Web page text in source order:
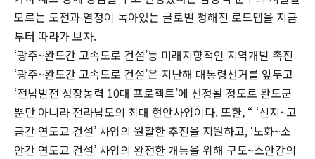
모르는 도전과 열정이 녹아있는 글로벌 청해진 로드맵을 지금
부터 따라가 보자.
‘광주~완도간 고속도로 건설’등 미래지향적인 지역개발 촉진
‘광주~완도간 고속도로 건설’은 지난해 대통령선거를 앞두고
‘전남발전 성장동력 10대 프로젝트’에 선정될 정도로 완도군
뿐만 아니라 전라남도의 최대 현안사업이다. 또한, “ ‘신지~고
금간 연도교 건설’ 사업의 원활한 추진을 지원하고, ‘노화~소
안간 연도교 건설’ 사업의 완전한 개통을 위해 구도~소안간의